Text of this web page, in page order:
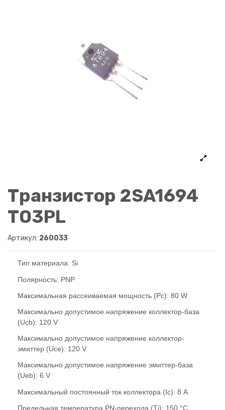
Транзистор 2SA1694
TO3PL
Артикул: 260033
Тип материала: Si
Полярность: PNP
Максимальная рассеиваемая мощность (Pc): 80 W
Макcимально допустимое напряжение коллектор-база
(Ucb): 120 V
Макcимально допустимое напряжение коллектор-
эмиттер (Uce): 120 V
Макcимально допустимое напряжение эмиттер-база
(Ueb): 6 V
Макcимальный постоянный ток коллектора (Ic): 8 A
Предельная температура PN-перехода (Tj): 150 °C